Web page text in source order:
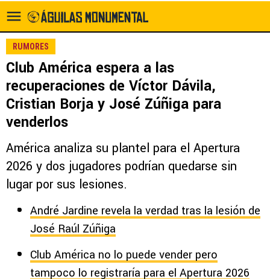
RUMORES
Club América espera a las
recuperaciones de Víctor Dávila,
Cristian Borja y José Zúñiga para
venderlos
América analiza su plantel para el Apertura
2026 y dos jugadores podrían quedarse sin
lugar por sus lesiones.
André Jardine revela la verdad tras la lesión de
José Raúl Zúñiga
Club América no lo puede vender pero
tampoco lo registraría para el Apertura 2026